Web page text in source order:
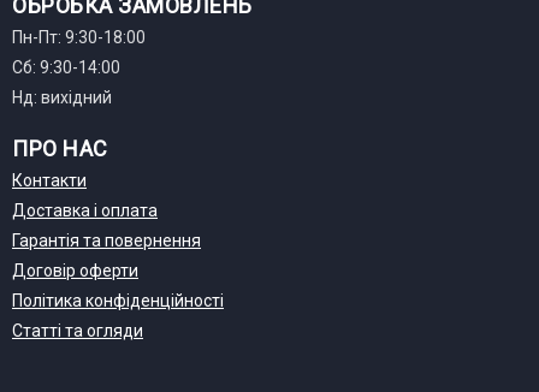
Пн-Пт: 9:30-18:00
Сб: 9:30-14:00
Нд: вихідний
ПРО НАС
Контакти
Доставка і оплата
Гарантія та повернення
Договір оферти
Політика конфіденційності
Статті та огляди